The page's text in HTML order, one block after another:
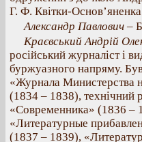
Г. Ф. Квітки-
Александр Павлович –
Краєвський Андрій
російський журналіст і
буржуазного напряму.
«Журнала Министерства
(1834 – 1838), технічний
«Современника» (1836 –
«Литературные
(1837 – 1839),